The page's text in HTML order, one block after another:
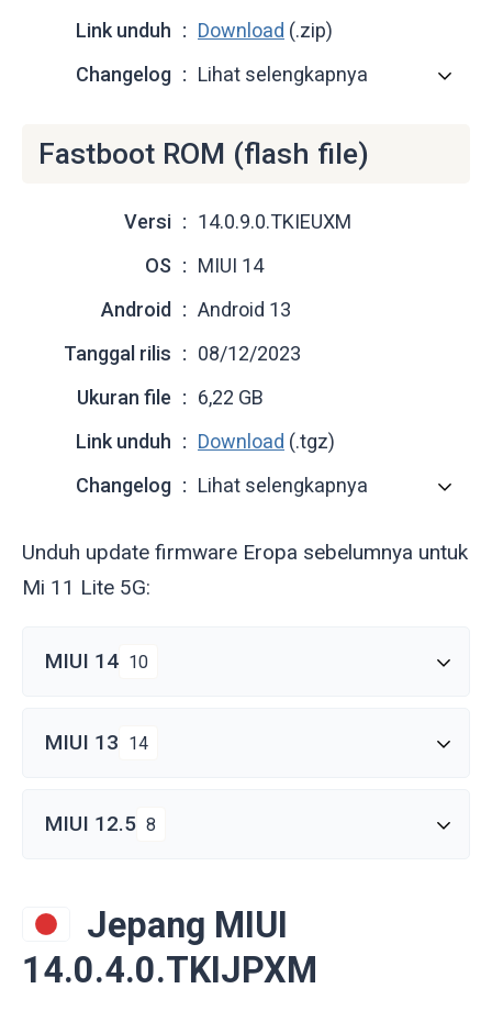
Link unduh
Download (.zip)
Changelog
Lihat selengkapnya
Fastboot ROM (flash file)
Versi
14.0.9.0.TKIEUXM
OS
MIUI 14
Android
Android 13
Tanggal rilis
08/12/2023
Ukuran file
6,22 GB
Link unduh
Download (.tgz)
Changelog
Lihat selengkapnya
Unduh update firmware Eropa sebelumnya untuk
Mi 11 Lite 5G:
MIUI 14 10
MIUI 13 14
MIUI 12.5 8
Jepang MIUI
14.0.4.0.TKIJPXM